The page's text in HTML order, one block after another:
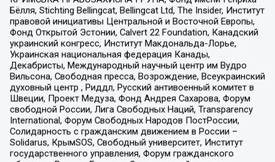
Бёлля, Stichting Bellingcat, Bellingcat Ltd, The Insider, Институт
правовой инициативы Центральной и Восточной Европы,
Фонд Открытой Эстонии, Calvert 22 Foundation, Канадский
украинский конгресс, Институт Макдональда-Лорье,
Украинская национальная федерация Канады,
Декабристы, Международный научный центр им Вудро
Вильсона, Свободная пресса, Возрождение, Всеукраинский
духовный центр , Риддл, Русский антивоенный комитет в
Швеции, Проект Медуза, Фонд Андрея Сахарова, Форум
свободной России, Лига Свободных Наций, Transparеncy
International, Форум Свободных Народов ПостРоссии,
Солидарность с гражданским движением в России –
Solidarus, КрымSOS, Свободный университет, Институт
государственного управления, Форум гражданского